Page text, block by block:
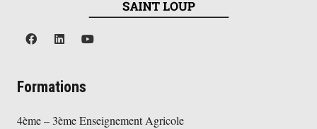
Formations
4ème – 3ème Enseignement Agricole